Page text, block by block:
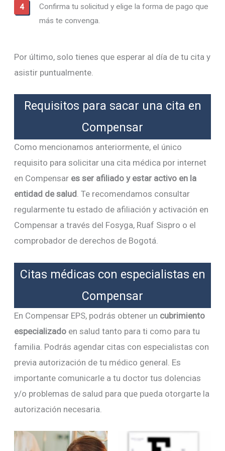
Confirma tu solicitud y elige la forma de pago que
más te convenga.
Por último, solo tienes que esperar al día de tu cita y
asistir puntualmente.
Requisitos para sacar una cita en
Compensar
Como mencionamos anteriormente, el único
requisito para solicitar una cita médica por internet
en Compensar es ser afiliado y estar activo en la
entidad de salud. Te recomendamos consultar
regularmente tu estado de afiliación y activación en
Compensar a través del Fosyga, Ruaf Sispro o el
comprobador de derechos de Bogotá.
Citas médicas con especialistas en
Compensar
En Compensar EPS, podrás obtener un cubrimiento
especializado en salud tanto para ti como para tu
familia. Podrás agendar citas con especialistas con
previa autorización de tu médico general. Es
importante comunicarle a tu doctor tus dolencias
y/o problemas de salud para que pueda otorgarte la
autorización necesaria.